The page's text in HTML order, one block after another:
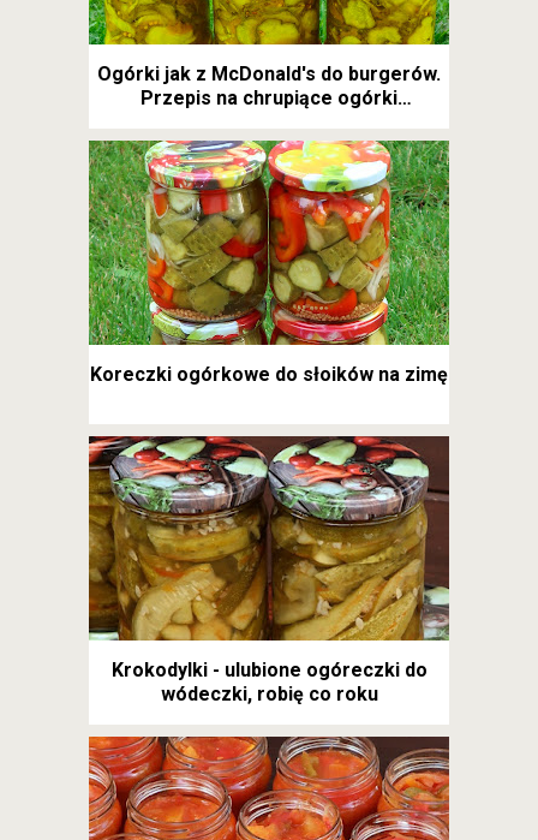
Ogórki jak z McDonald's do burgerów.
Przepis na chrupiące ogórki
Koreczki ogórkowe do słoików na zimę
Krokodylki - ulubione ogóreczki do
wódeczki, robię co roku